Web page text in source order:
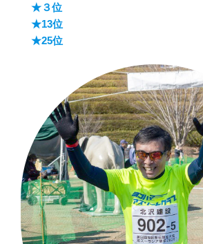
★３位
★13位
★25位